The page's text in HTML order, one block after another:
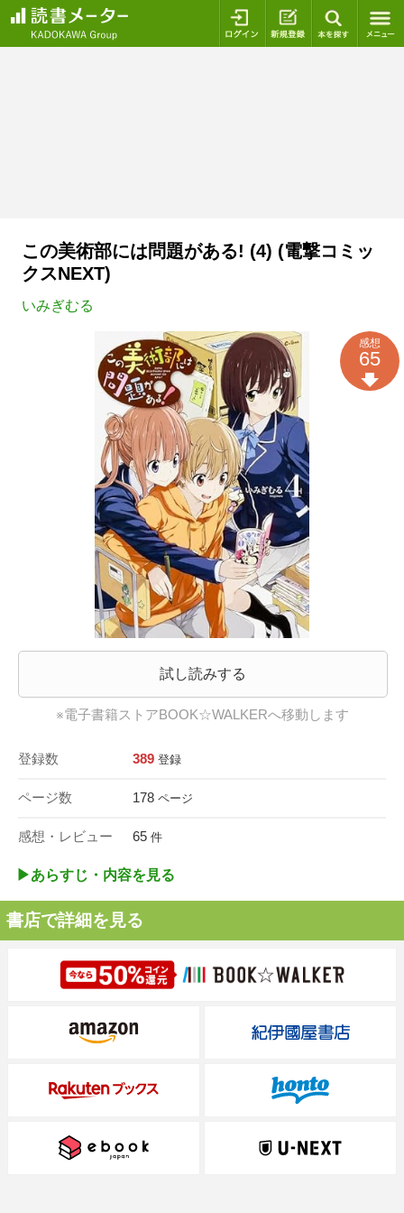
ログイン 新規登録
この美術部には問題がある! (4) (電撃コミッ
クスNEXT)
いみぎむる
試し読みする
※電子書籍ストアBOOK☆WALKERへ移動します
登録数 389 登録
ページ数 178 ページ
感想・レビュー 65 件
感想
65
▶︎あらすじ・内容を見る
書店で詳細を見る